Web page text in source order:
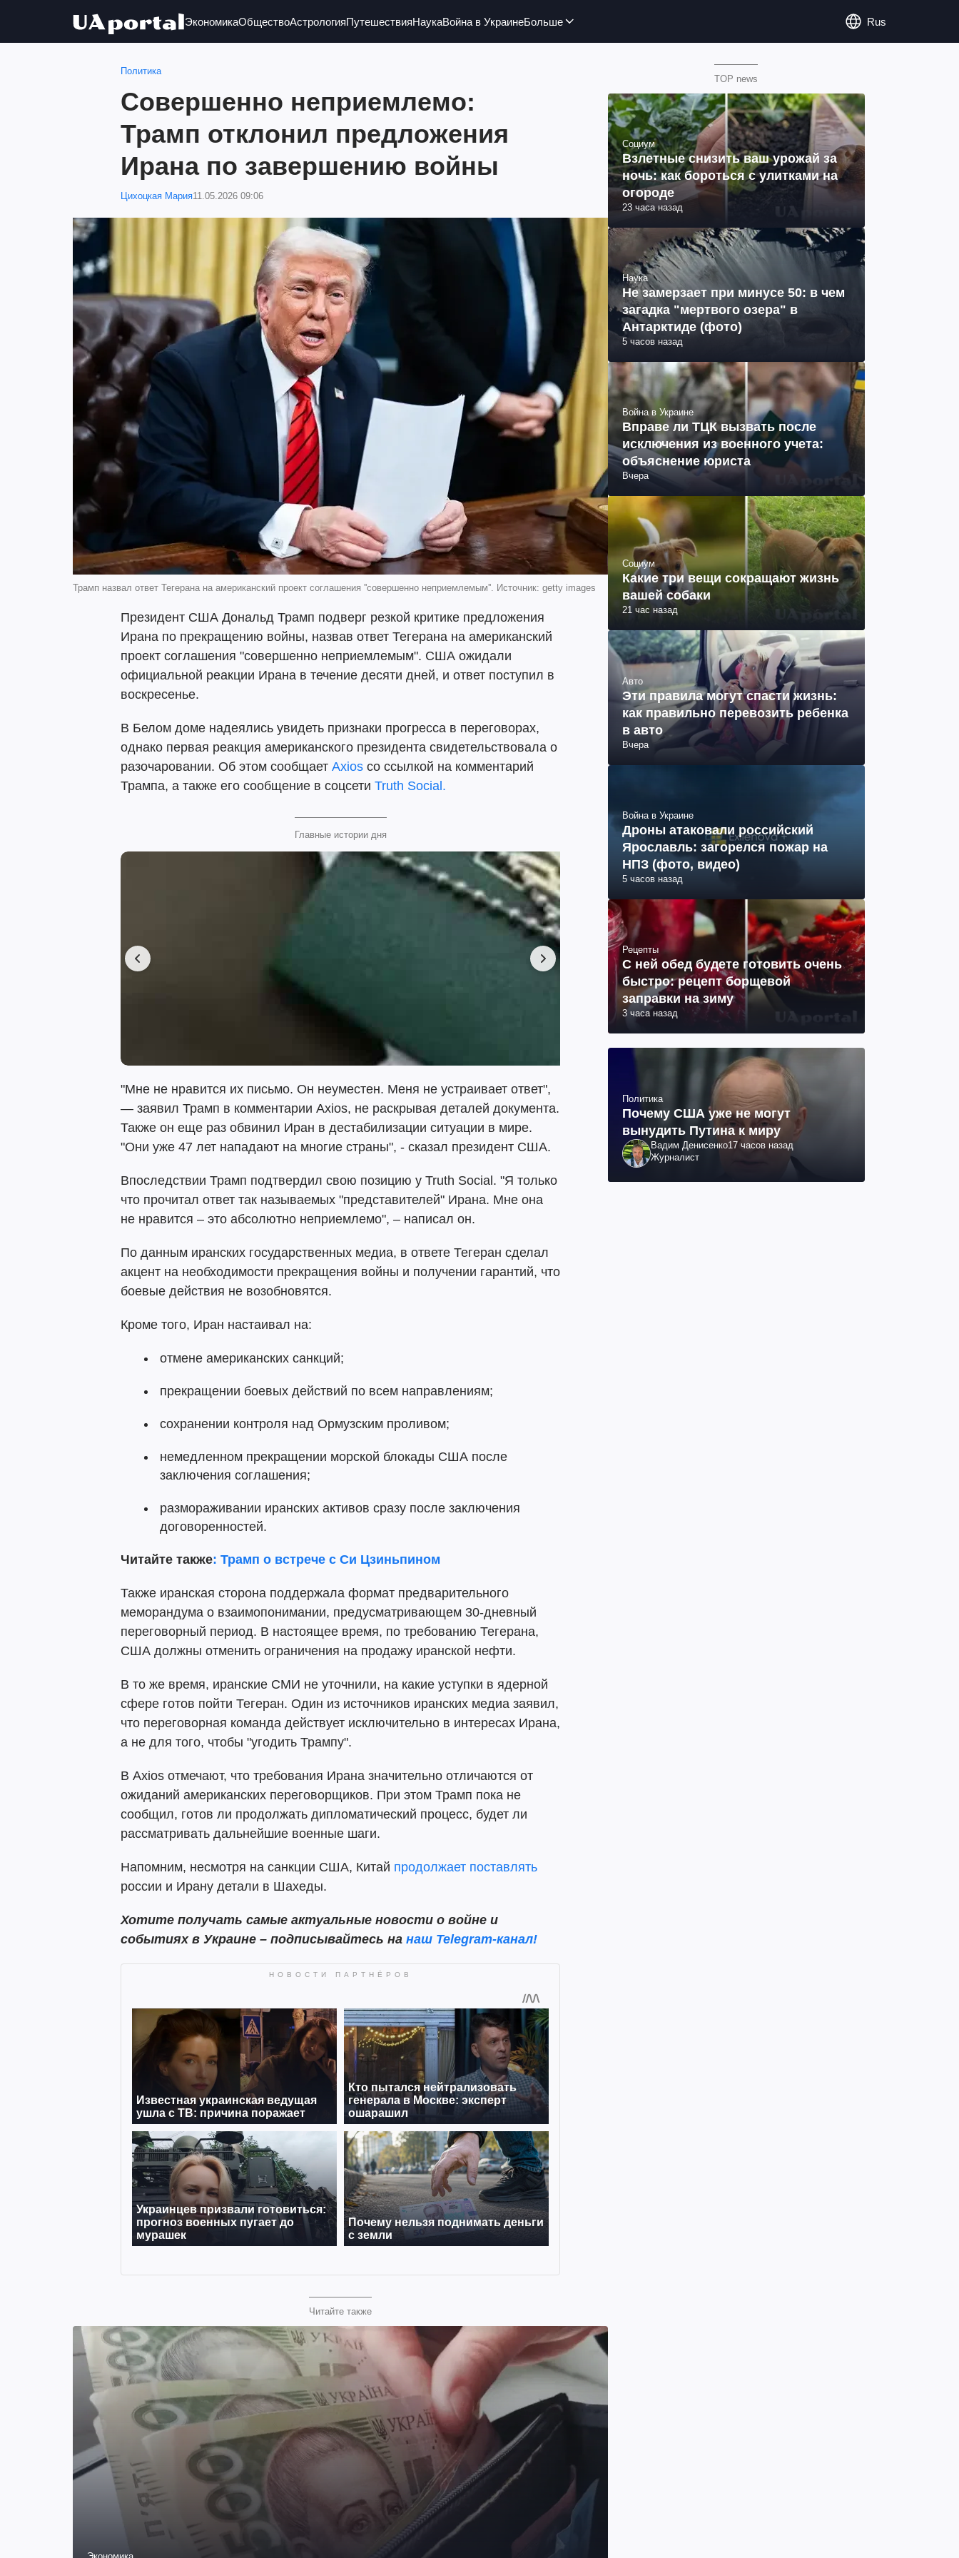
ЭкономикаОбществоАстрологияПутешествияНаукаВойна в УкраинеБольше Rus
Политика
Совершенно неприемлемо:
Трамп отклонил предложения
Ирана по завершению войны
Цихоцкая Мария11.05.2026 09:06
Трамп назвал ответ Тегерана на американский проект соглашения ''совершенно неприемлемым''. Источник: getty images
Президент США Дональд Трамп подверг резкой критике предложения
Ирана по прекращению войны, назвав ответ Тегерана на американский
проект соглашения "совершенно неприемлемым". США ожидали
официальной реакции Ирана в течение десяти дней, и ответ поступил в
воскресенье.
В Белом доме надеялись увидеть признаки прогресса в переговорах,
однако первая реакция американского президента свидетельствовала о
разочаровании. Об этом сообщает Axios со ссылкой на комментарий
Трампа, а также его сообщение в соцсети Truth Social.
Главные истории дня
"Мне не нравится их письмо. Он неуместен. Меня не устраивает ответ",
— заявил Трамп в комментарии Axios, не раскрывая деталей документа.
Также он еще раз обвинил Иран в дестабилизации ситуации в мире.
"Они уже 47 лет нападают на многие страны", - сказал президент США.
Впоследствии Трамп подтвердил свою позицию у Truth Social. "Я только
что прочитал ответ так называемых "представителей" Ирана. Мне она
не нравится – это абсолютно неприемлемо", – написал он.
По данным иранских государственных медиа, в ответе Тегеран сделал
акцент на необходимости прекращения войны и получении гарантий, что
боевые действия не возобновятся.
Кроме того, Иран настаивал на:
отмене американских санкций;
прекращении боевых действий по всем направлениям;
сохранении контроля над Ормузским проливом;
немедленном прекращении морской блокады США после
заключения соглашения;
размораживании иранских активов сразу после заключения
договоренностей.
Читайте также: Трамп о встрече с Си Цзиньпином
Также иранская сторона поддержала формат предварительного
меморандума о взаимопонимании, предусматривающем 30-дневный
переговорный период. В настоящее время, по требованию Тегерана,
США должны отменить ограничения на продажу иранской нефти.
В то же время, иранские СМИ не уточнили, на какие уступки в ядерной
сфере готов пойти Тегеран. Один из источников иранских медиа заявил,
что переговорная команда действует исключительно в интересах Ирана,
а не для того, чтобы "угодить Трампу".
В Axios отмечают, что требования Ирана значительно отличаются от
ожиданий американских переговорщиков. При этом Трамп пока не
сообщил, готов ли продолжать дипломатический процесс, будет ли
рассматривать дальнейшие военные шаги.
Напомним, несмотря на санкции США, Китай продолжает поставлять
россии и Ирану детали в Шахеды.
Хотите получать самые актуальные новости о войне и
событиях в Украине – подписывайтесь на наш Telegram-канал!
Читайте также
TOP news
Социум
Взлетные снизить ваш урожай за
ночь: как бороться с улитками на
огороде
23 часа назад
Наука
Не замерзает при минусе 50: в чем
загадка "мертвого озера" в
Антарктиде (фото)
5 часов назад
Война в Украине
Вправе ли ТЦК вызвать после
исключения из военного учета:
объяснение юриста
Вчера
Социум
Какие три вещи сокращают жизнь
вашей собаки
21 час назад
Авто
Эти правила могут спасти жизнь:
как правильно перевозить ребенка
в авто
Вчера
Война в Украине
Дроны атаковали российский
Ярославль: загорелся пожар на
НПЗ (фото, видео)
5 часов назад
Рецепты
С ней обед будете готовить очень
быстро: рецепт борщевой
заправки на зиму
3 часа назад
Политика
Почему США уже не могут
вынудить Путина к миру
Вадим Денисенко17 часов назад
Журналист